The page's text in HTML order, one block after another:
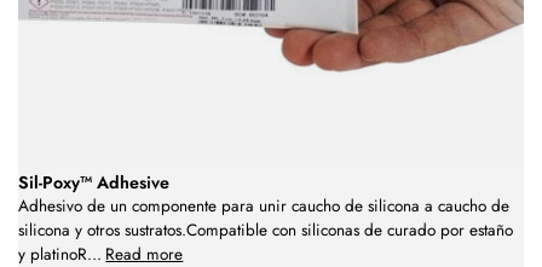
Sil-Poxy™ Adhesive
Adhesivo de un componente para unir caucho de silicona a caucho de
silicona y otros sustratos.Compatible con siliconas de curado por estaño
y platinoR... Read more